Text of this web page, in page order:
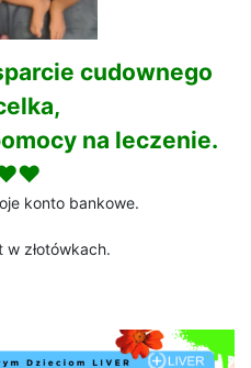
cudownego
na leczenie.
konto bankowe.
w złotówkach.